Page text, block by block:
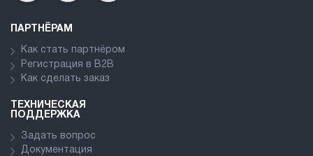
ПАРТНЁРАМ
Как стать партнёром
Регистрация в В2В
Как сделать заказ
ТЕХНИЧЕСКАЯ
ПОДДЕРЖКА
Задать вопрос
Документация